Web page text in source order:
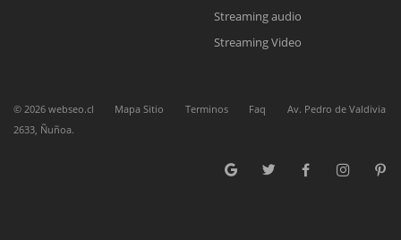
Streaming audio
Streaming Video
© 2026 webseo.cl Mapa Sitio Terminos Faq
Av. Pedro de Valdivia
2633, Ñuñoa.